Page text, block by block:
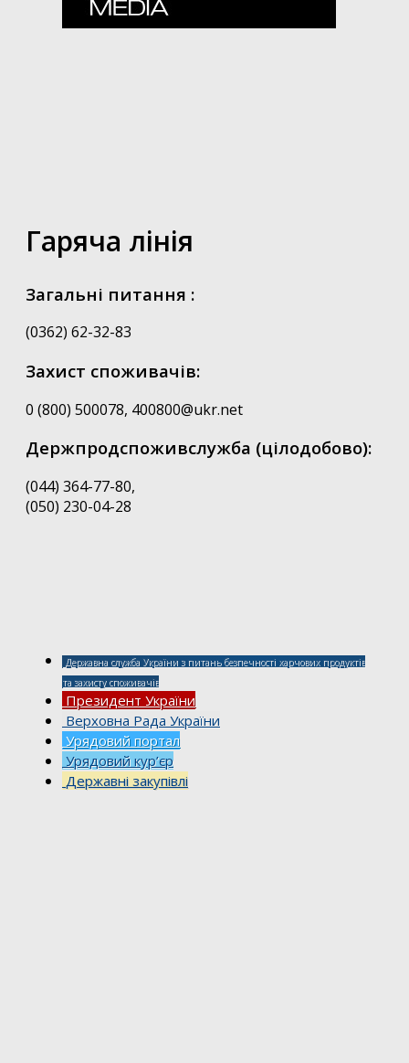
Гаряча лінія
Загальні питання :
(0362) 62-32-83
Захист споживачів:
0 (800) 500078, 400800@ukr.net
Держпродспоживслужба (цілодобово):
(044) 364-77-80,
(050) 230-04-28
Державна служба України з питань безпечності харчових продуктів
та захисту споживачів
Президент України
Верховна Рада України
Урядовий портал
Урядовий кур’єр
Державні закупівлі